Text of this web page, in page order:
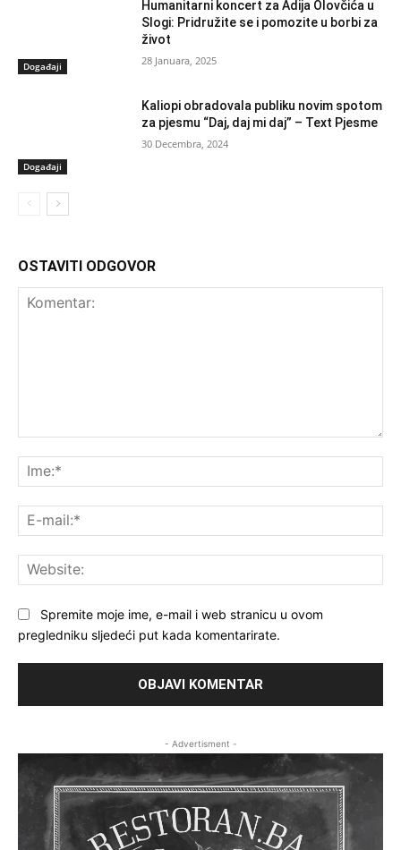
Događaji
Humanitarni koncert za Adija Olovčića u
Slogi: Pridružite se i pomozite u borbi za
život
28 Januara, 2025
Događaji
Kaliopi obradovala publiku novim spotom
za pjesmu “Daj, daj mi daj” – Text Pjesme
30 Decembra, 2024
OSTAVITI ODGOVOR
Spremite moje ime, e-mail i web stranicu u ovom
pregledniku sljedeći put kada komentarirate.
- Advertisment -